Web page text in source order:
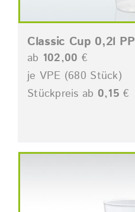
Classic Cup 0,2l PP
ab 102,00 €
je VPE (680 Stück)
Stückpreis ab 0,15 €